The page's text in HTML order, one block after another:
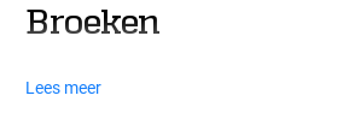
Broeken
Lees meer